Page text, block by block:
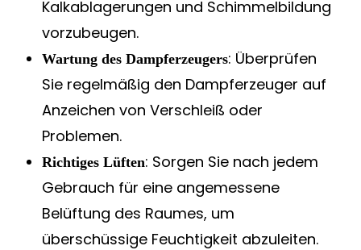
Kalkablagerungen und Schimmelbildung
vorzubeugen.
Wartung des Dampferzeugers: Überprüfen
Sie regelmäßig den Dampferzeuger auf
Anzeichen von Verschleiß oder
Problemen.
Richtiges Lüften: Sorgen Sie nach jedem
Gebrauch für eine angemessene
Belüftung des Raumes, um
überschüssige Feuchtigkeit abzuleiten.